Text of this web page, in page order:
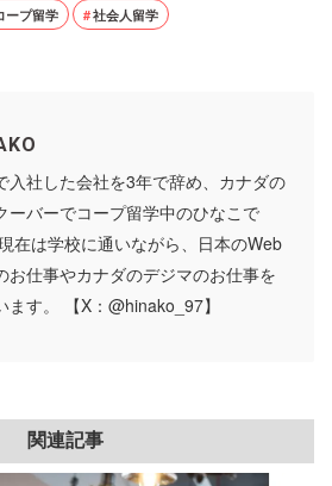
ープ留学 社会人留学
入社した会社を3年で辞め、カナダの
ーバーでコープ留学中のひなこで
在は学校に通いながら、日本のWeb
お仕事やカナダのデジマのお仕事を
ます。 【X：@hinako_97】
関連記事